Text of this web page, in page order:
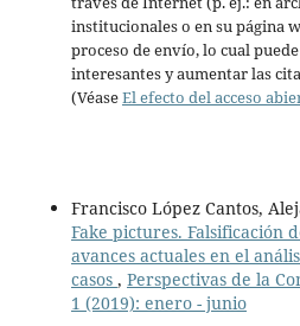
institucionales o en su página
proceso de envío, lo cual
interesantes y aumentar las
(VéaseEl efecto del acceso
Francisco López Cantos,
Fake pictures. Falsificación
avances actuales en el
casos , Perspectivas de la
1 (2019): enero - junio